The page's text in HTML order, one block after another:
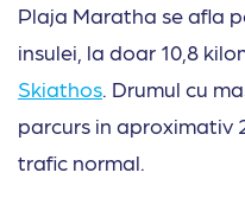
Plaja Maratha se afla
insulei, la doar 10,8
Skiathos . Drumul cu
parcurs in aproximativ
trafic normal.